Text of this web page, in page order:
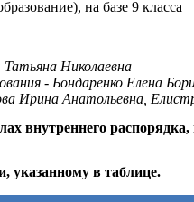
на базе 9 класса
Татьяна Николаевна
- Бондаренко Елена
Ирина Анатольевна,
распорядка,
указанному в таблице.